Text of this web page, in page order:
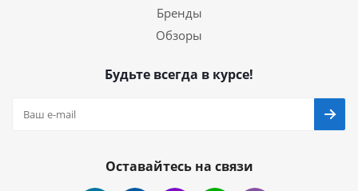
Бренды
Обзоры
Будьте всегда в курсе!
Оставайтесь на связи